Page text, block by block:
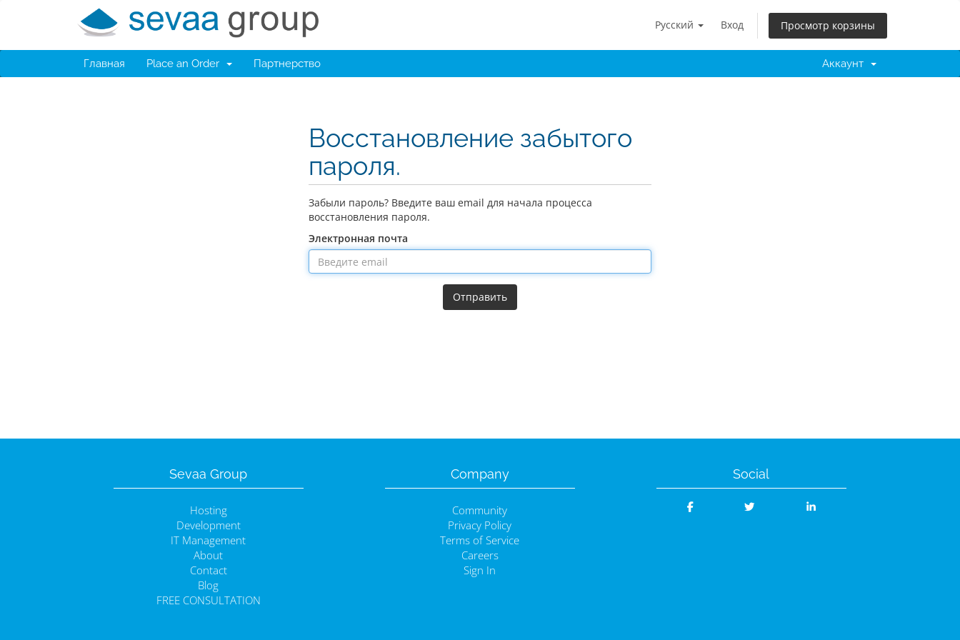
Русский Вход Просмотр корзины
Главная Place an Order Партнерство Аккаунт
Восстановление забытого
пароля.
Забыли пароль? Введите ваш email для начала процесса
восстановления пароля.
Электронная почта
Отправить
Sevaa Group
Hosting
Development
IT Management
About
Contact
Blog
FREE CONSULTATION
Company
Community
Privacy Policy
Terms of Service
Careers
Sign In
Social